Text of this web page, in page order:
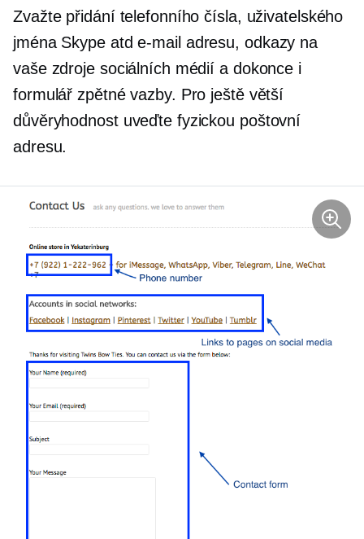
Zvažte přidání telefonního čísla, uživatelského
jména Skype atde-mailadresu, odkazy na
vaše zdroje sociálních médií a dokonce i
formulář zpětné vazby. Pro ještě větší
důvěryhodnost uveďte fyzickou poštovní
adresu.